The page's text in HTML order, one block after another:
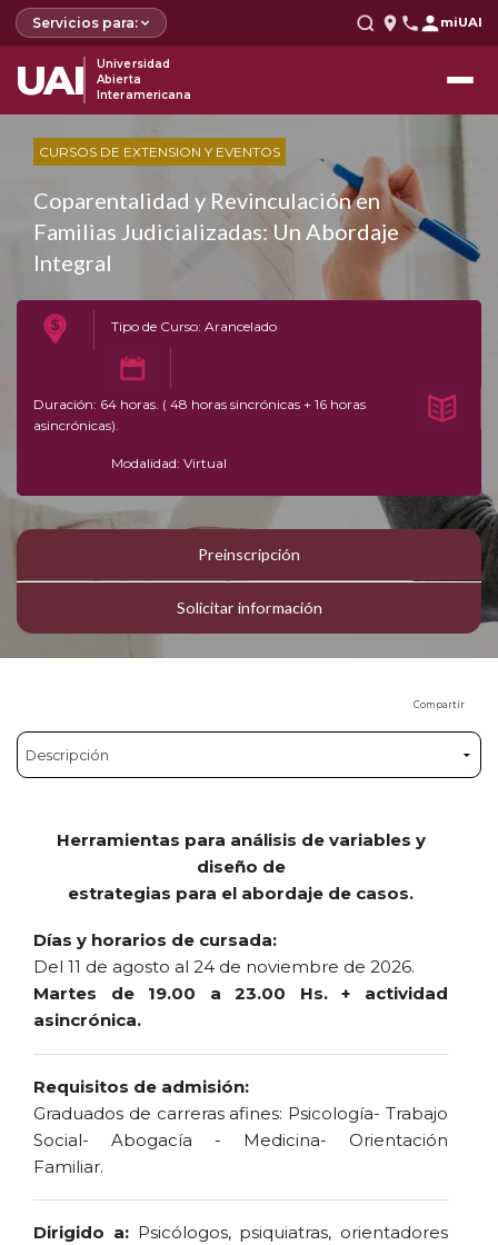
Servicios para: miUAI
UAI
Universidad
Abierta
Interamericana
CURSOS DE EXTENSION Y EVENTOS
Coparentalidad y Revinculación en
Familias Judicializadas: Un Abordaje
Integral
Tipo de Curso: Arancelado
Duración: 64 horas. ( 48 horas sincrónicas + 16 horas
asincrónicas).
Modalidad: Virtual
Preinscripción
Solicitar información
Compartir
Herramientas para análisis de variables y
diseño de
estrategias para el abordaje de casos.
Días y horarios de cursada:
Del 11 de agosto al 24 de noviembre de 2026.
Martes de 19.00 a 23.00 Hs. + actividad
asincrónica.
Requisitos de admisión:
Graduados de carreras afines: Psicología- Trabajo
Social- Abogacía - Medicina- Orientación
Familiar.
Dirigido a: Psicólogos, psiquiatras, orientadores